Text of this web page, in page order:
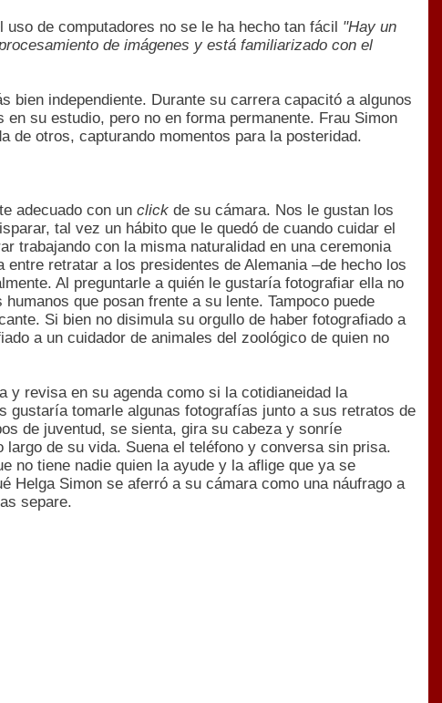
de computadores no se le ha hecho tan fácil "Hay un
de imágenes y está familiarizado con el
bien independiente. Durante su carrera capacitó a algunos
su estudio, pero no en forma permanente. Frau Simon
de otros, capturando momentos para la posteridad.
adecuado con un click de su cámara. Nos le gustan los
tal vez un hábito que le quedó de cuando cuidar el
trabajando con la misma naturalidad en una ceremonia
retratar a los presidentes de Alemania –de hecho los
Al preguntarle a quién le gustaría fotografiar ella no
que posan frente a su lente. Tampoco puede
Si bien no disimula su orgullo de haber fotografiado a
a un cuidador de animales del zoológico de quien no
y revisa en su agenda como si la cotidianeidad la
gustaría tomarle algunas fotografías junto a sus retratos de
de juventud, se sienta, gira su cabeza y sonríe
de su vida. Suena el teléfono y conversa sin prisa.
no tiene nadie quien la ayude y la aflige que ya se
Helga Simon se aferró a su cámara como una náufrago a
separe.